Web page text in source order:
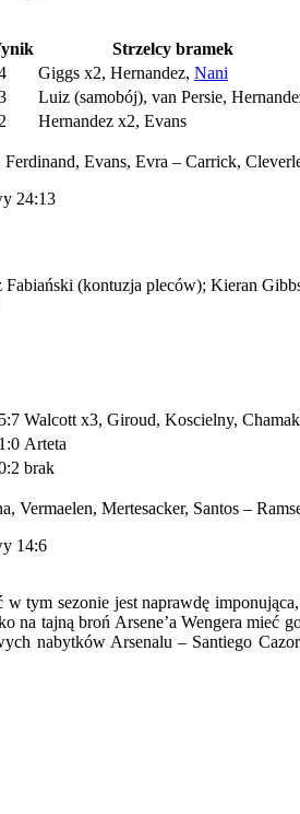
Strzelcy bramek
Giggs x2, Hernandez, Nani
Luiz (samobój), van Persie,
Hernandez x2, Evans
Ferdinand, Evans, Evra – Carrick,
24:13
(kontuzja pleców); Kieran
5:7 Walcott x3, Giroud, Koscielny,
1:0 Arteta
brak
Vermaelen, Mertesacker, Santos –
14:6
tym sezonie jest naprawdę
na tajną broń Arsene’a Wengera
nabytków Arsenalu – Santiego